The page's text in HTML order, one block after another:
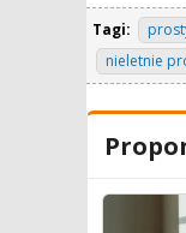
Tagi:
nieletnie